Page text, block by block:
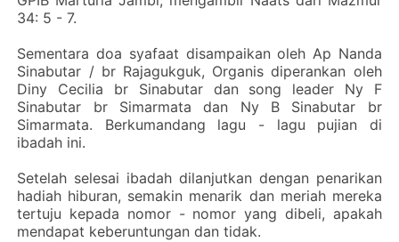
34: 5 - 7.
Sementara doa syafaat disampaikan oleh Ap Nanda
Sinabutar / br Rajagukguk, Organis diperankan oleh
Diny Cecilia br Sinabutar dan song leader Ny F
Sinabutar br Simarmata dan Ny B Sinabutar br
Simarmata. Berkumandang lagu - lagu pujian di
ibadah ini.
Setelah selesai ibadah dilanjutkan dengan penarikan
hadiah hiburan, semakin menarik dan meriah mereka
tertuju kepada nomor - nomor yang dibeli, apakah
mendapat keberuntungan dan tidak.